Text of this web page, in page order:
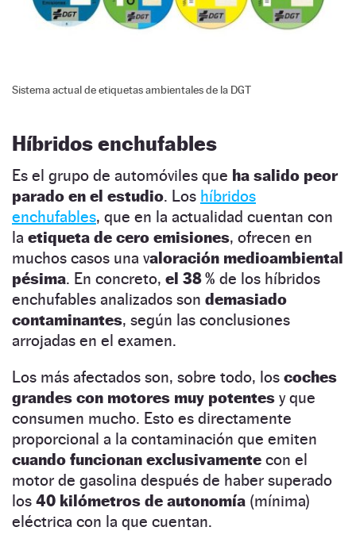
Sistema actual de etiquetas ambientales de la DGT
Híbridos enchufables
Es el grupo de automóviles que ha salido peor
parado en el estudio. Los híbridos
enchufables, que en la actualidad cuentan con
la etiqueta de cero emisiones, ofrecen en
muchos casos una valoración medioambiental
pésima. En concreto, el 38 % de los híbridos
enchufables analizados son demasiado
contaminantes, según las conclusiones
arrojadas en el examen.
Los más afectados son, sobre todo, los coches
grandes con motores muy potentes y que
consumen mucho. Esto es directamente
proporcional a la contaminación que emiten
cuando funcionan exclusivamente con el
motor de gasolina después de haber superado
los 40 kilómetros de autonomía (mínima)
eléctrica con la que cuentan.